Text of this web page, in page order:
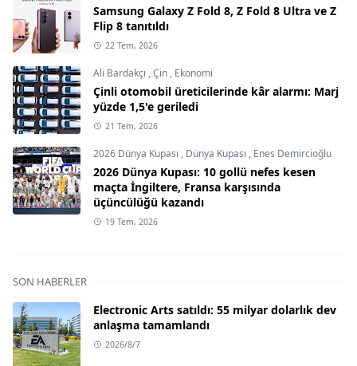
Samsung Galaxy Z Fold 8, Z Fold 8 Ultra ve Z
Flip 8 tanıtıldı
22 Tem, 2026
Ali Bardakçı ,Çin , Ekonomi
Çinli otomobil üreticilerinde kâr alarmı: Marj
yüzde 1,5'e geriledi
21 Tem, 2026
2026 Dünya Kupası , Dünya Kupası , Enes Demircioğlu
2026 Dünya Kupası: 10 gollü nefes kesen
maçta İngiltere, Fransa karşısında
üçüncülüğü kazandı
19 Tem, 2026
SON HABERLER
Electronic Arts satıldı: 55 milyar dolarlık dev
anlaşma tamamlandı
2026/8/7